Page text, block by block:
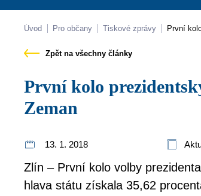
Kontakty
Úvod Pro občany Tiskové zprávy První
Zpět na všechny články
První kolo prezidentských voleb vyhrál ve Zlíně Miloš
Zeman
13. 1. 2018
Zlín – První kolo volby
hlava státu získala 35,62